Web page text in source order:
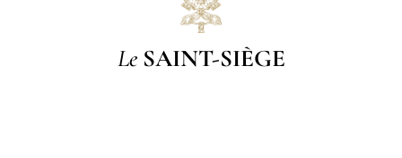
Le SAINT-SIÈGE